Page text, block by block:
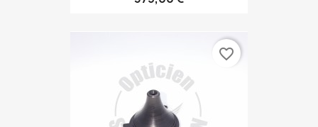
favorite_border